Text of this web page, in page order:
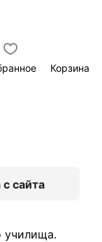
Корзина
сайта
училища.